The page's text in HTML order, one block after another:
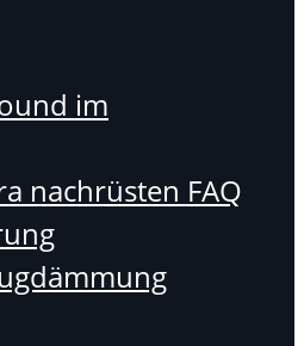
im
nachrüsten FAQ